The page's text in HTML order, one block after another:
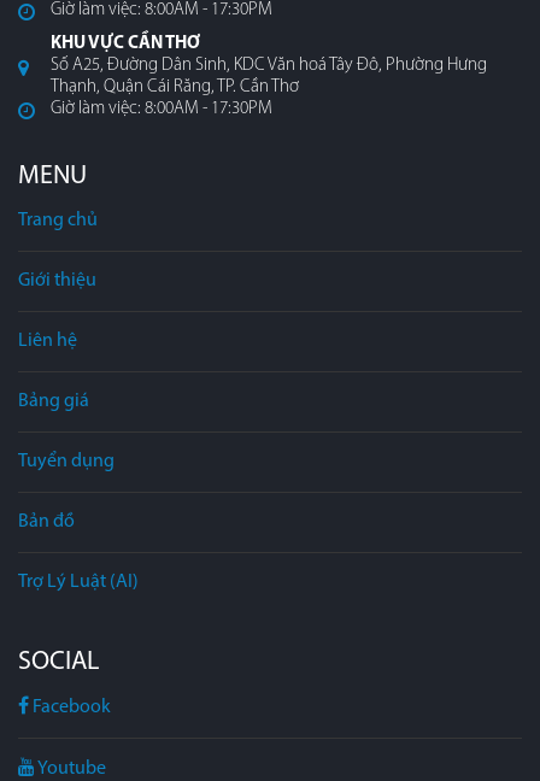
Giờ làm việc: 8:00AM - 17:30PM
KHU VỰC CẦN THƠ
Số A25, Đường Dân Sinh, KDC Văn hoá Tây Đô, Phường Hưng
Thạnh, Quận Cái Răng, TP. Cần Thơ
Giờ làm việc: 8:00AM - 17:30PM
MENU
Trang chủ
Giới thiệu
Liên hệ
Bảng giá
Tuyển dụng
Bản đồ
Trợ Lý Luật (AI)
SOCIAL
Facebook
Youtube